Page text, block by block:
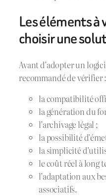
Les éléments
choisir une
Avant d’adopter un
recommandé de vérifier :
la compatibilité
la génération du
l’archivage légal ;
la possibilité
la simplicité
le coût réel à long
l’adaptation aux
associatifs.